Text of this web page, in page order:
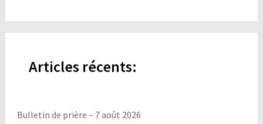
Articles récents:
Bulletin de prière – 7 août 2026